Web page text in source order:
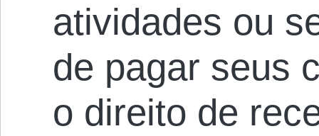
atividades ou
de pagar seus
o direito de